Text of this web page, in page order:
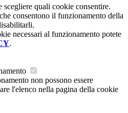
scegliere quali cookie consentire.
consentono il funzionamento della
necessari al funzionamento potete
.
non possono essere
l'elenco nella pagina della cookie